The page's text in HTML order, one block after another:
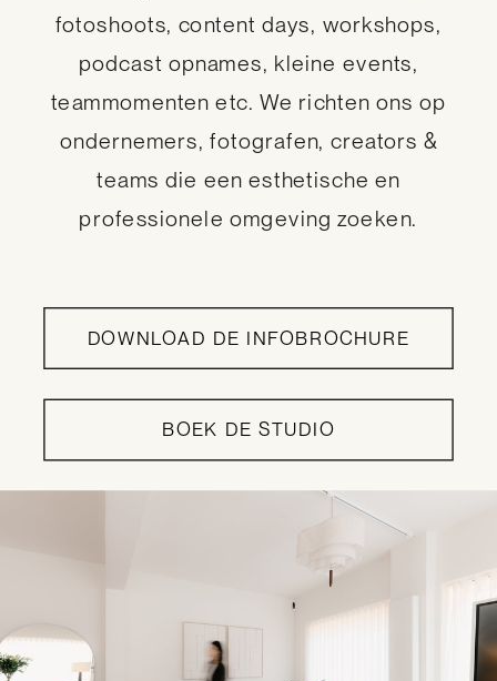
fotoshoots, content days, workshops,
podcast opnames, kleine events,
teammomenten etc. We richten ons op
ondernemers, fotografen, creators &
teams die een esthetische en
professionele omgeving zoeken.
DOWNLOAD DE INFOBROCHURE
BOEK DE STUDIO